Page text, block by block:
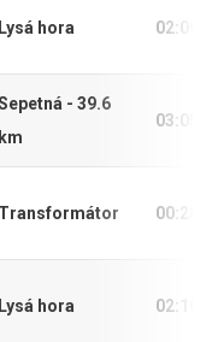
Lysá hora
- 39.6
km
Transformátor
Lysá hora